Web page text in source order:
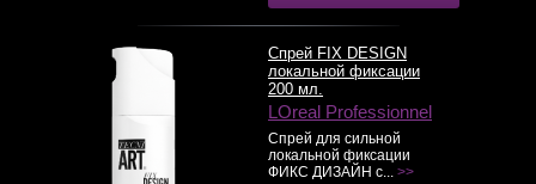
Спрей FIX DESIGN
локальной фиксации
200 мл.
LOreal Professionnel
Спрей для сильной
локальной фиксации
ФИКС ДИЗАЙН с... >>